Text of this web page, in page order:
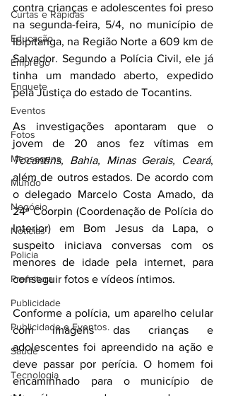
Curtas e Rápidas
Educação
Emprego
Enquete
Eventos
Fotos
Mensagens
Mundo
Negócio
Noticias
Policia
Prefeitura
Publicidade
Publicidade e Eventos.
Saúde
Tecnologia
contra crianças e adolescentes foi preso
na segunda-feira, 5/4, no município de
Ibipitanga, na Região Norte a 609 km de
Salvador. Segundo a Polícia Civil, ele já
tinha um mandado aberto, expedido
pela Justiça do estado de Tocantins.
As investigações apontaram que o
Tocantins, Bahia, Minas Gerais, Ceará,
além de outros estados. De acordo com
o delegado Marcelo Costa Amado, da
24ª Coorpin (Coordenação de Polícia do
Interior) em Bom Jesus da Lapa, o
suspeito iniciava conversas com os
menores de idade pela internet, para
conseguir fotos e vídeos íntimos.
Conforme a polícia, um aparelho celular
com imagens das crianças e
adolescentes foi apreendido na ação e
deve passar por perícia. O homem foi
encaminhado para o município de